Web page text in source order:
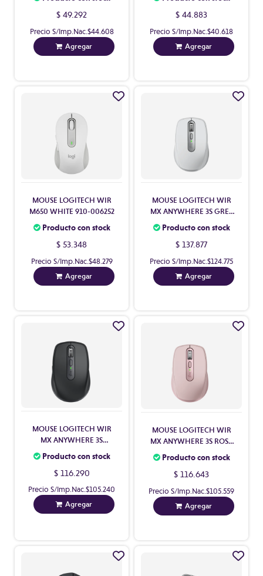
$ 49.292
Precio S/Imp.Nac. $44.608
Agregar
$ 44.883
Precio S/Imp.Nac. $40.618
Agregar
MOUSE LOGITECH WIR
M650 WHITE 910-006252
Producto con stock
$ 53.348
Precio S/Imp.Nac. $48.279
Agregar
MOUSE LOGITECH WIR
MX ANYWHERE 3S GREY
910-006933
Producto con stock
$ 137.877
Precio S/Imp.Nac. $124.775
Agregar
MOUSE LOGITECH WIR
MX ANYWHERE 3S
NEGRO 910-006932
Producto con stock
$ 116.290
Precio S/Imp.Nac.$105.240
Agregar
MOUSE LOGITECH WIR
MX ANYWHERE 3S ROSE
910-006934
Producto con stock
$ 116.643
Precio S/Imp.Nac. $105.559
Agregar